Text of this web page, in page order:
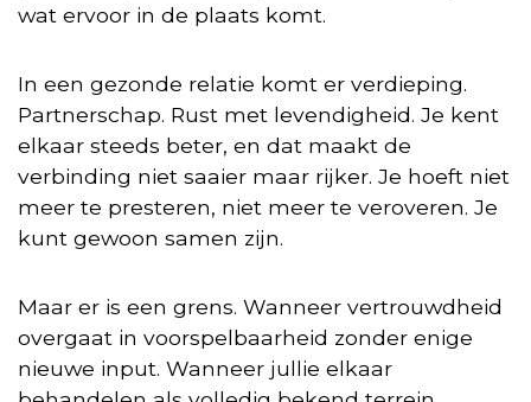
wat ervoor in de plaats komt.
In een gezonde relatie komt er verdieping.
Partnerschap. Rust met levendigheid. Je kent
elkaar steeds beter, en dat maakt de
verbinding niet saaier maar rijker. Je hoeft niet
meer te presteren, niet meer te veroveren. Je
kunt gewoon samen zijn.
Maar er is een grens. Wanneer vertrouwdheid
overgaat in voorspelbaarheid zonder enige
nieuwe input. Wanneer jullie elkaar